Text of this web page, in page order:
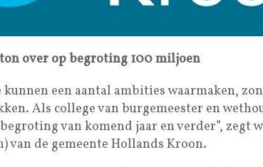
over op begroting 100 miljoen
kunnen een aantal ambities waarmaken,
Als college van burgemeester en
van komend jaar en verder”, zegt
van de gemeente Hollands Kroon.